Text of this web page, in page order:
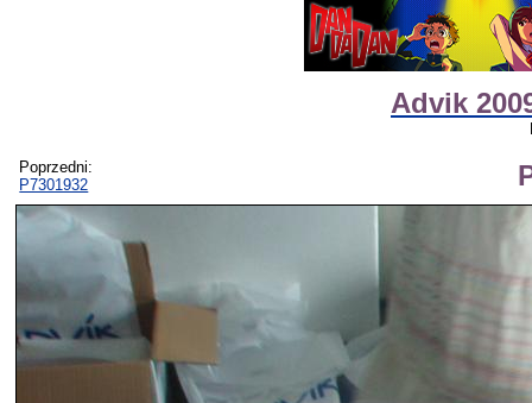
Advik
Poprzedni:
P7301932